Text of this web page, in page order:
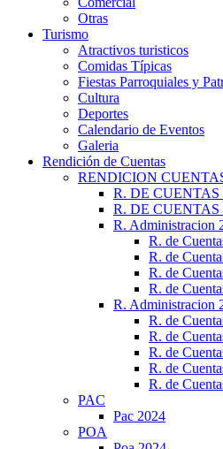
Otras
Turismo
Atractivos turisticos
Comidas Típicas
Fiestas Parroquiales y
Cultura
Deportes
Calendario de Eventos
Galeria
Rendición de Cuentas
RENDICION
R. DE CUENTAS
R. DE CUENTAS
R. Administracion
R. de
R. de
R. de
R. de
R. Administracion
R. de
R. de
R. de
R. de
R. de
PAC
Pac 2024
POA